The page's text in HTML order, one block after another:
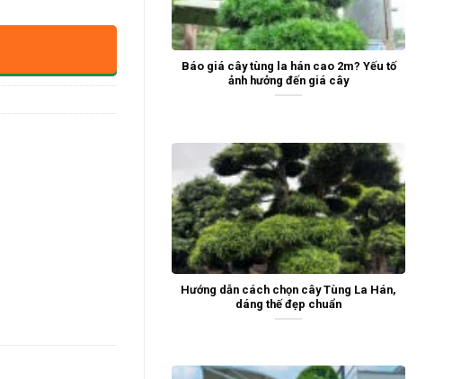
Báo giá cây tùng la hán cao 2m? Yếu tố
ảnh hưởng đến giá cây
Hướng dẫn cách chọn cây Tùng La Hán,
dáng thế đẹp chuẩn